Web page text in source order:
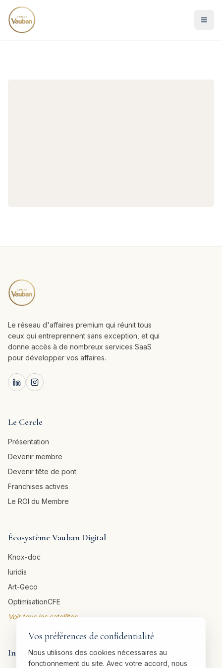
Le réseau d'affaires premium qui réunit tous
ceux qui entreprennent sans exception, et qui
donne accès à de nombreux services SaaS
pour développer vos affaires.
Le Cercle
Présentation
Devenir membre
Devenir tête de pont
Franchises actives
Le ROI du Membre
Écosystème Vauban Digital
Knox-doc
Iuridis
Art-Geco
OptimisationCFE
Voir tous les satellites →
Informations légales
Vos préférences de confidentialité
Nous utilisons des cookies nécessaires au
fonctionnement du site. Avec votre accord, nous